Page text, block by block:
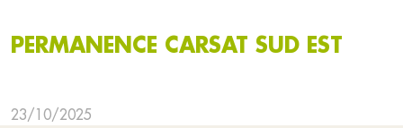
PERMANENCE CARSAT SUD EST
23/10/2025